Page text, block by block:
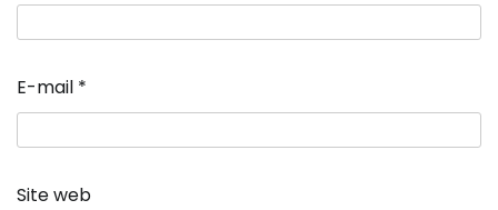
E-mail *
Site web